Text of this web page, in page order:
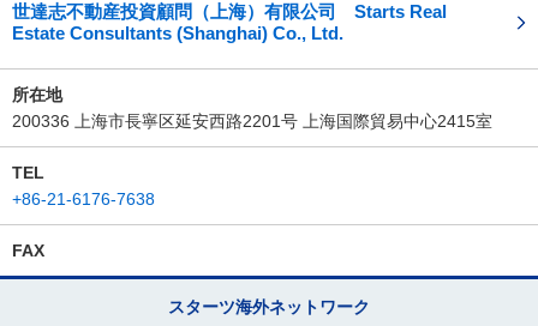
世達志不動産投資顧問（上海）有限公司 Starts Real
Estate Consultants (Shanghai) Co., Ltd.
所在地
200336 上海市長寧区延安西路2201号 上海国際貿易中心2415室
TEL
+86-21-6176-7638
FAX
スターツ海外ネットワーク